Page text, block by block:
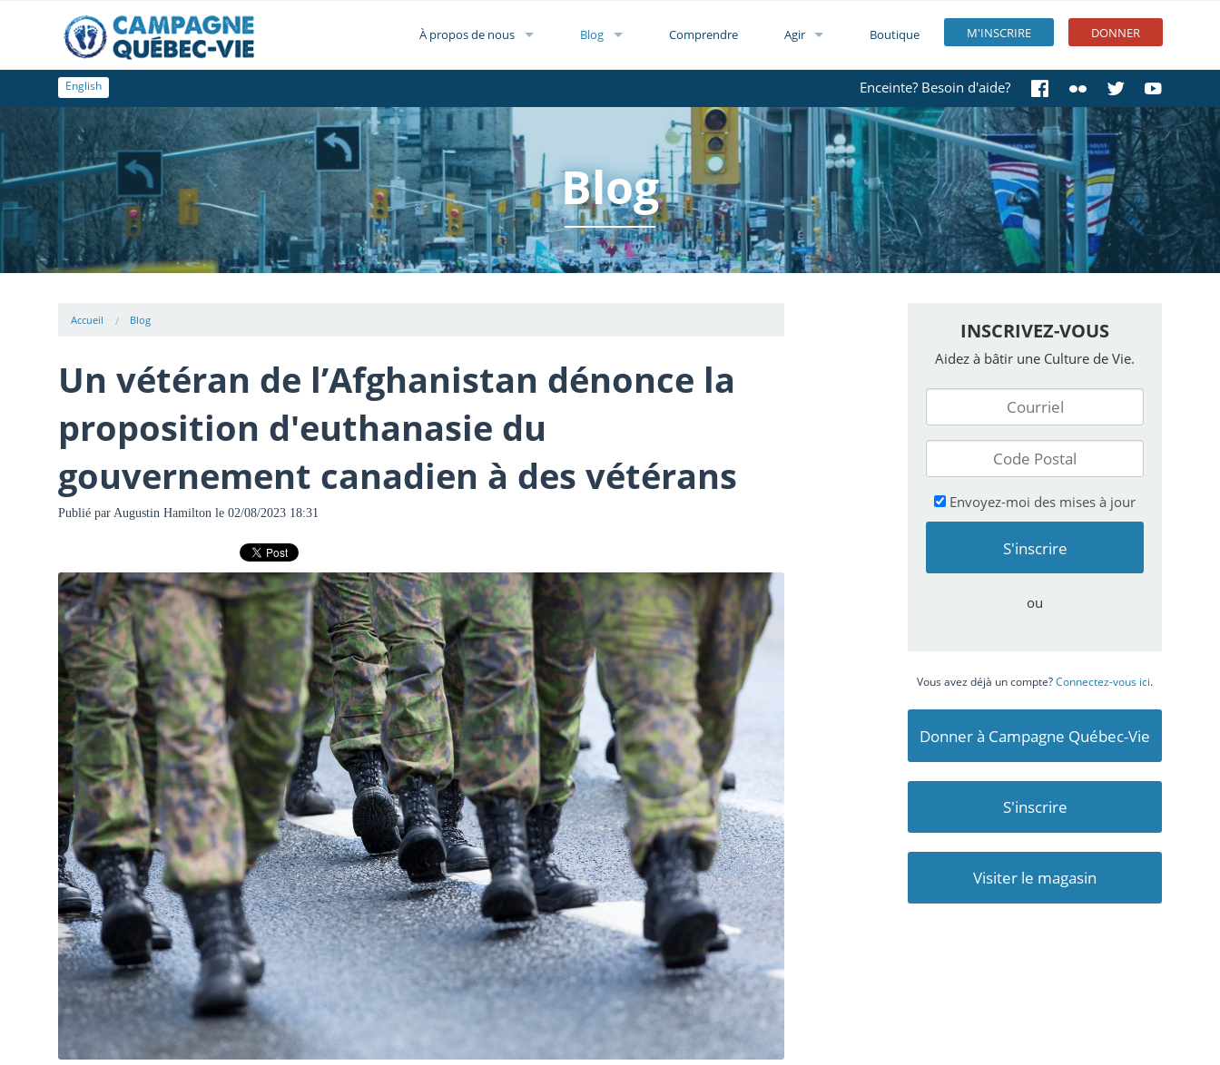
M'INSCRIRE DONNER
À propos de nous Blog Comprendre Agir Boutique
Enceinte? Besoin d'aide?
English
Blog
Accueil Blog
Un vétéran de l’Afghanistan dénonce la
proposition d'euthanasie du
gouvernement canadien à des vétérans
Publié par Augustin Hamiltonle 02/08/2023 18:31
INSCRIVEZ-VOUS
Aidez à bâtir une Culture de Vie.
Envoyez-moi des mises à jour
ou
Vous avez déjà un compte?Connectez-vous ici.
Donner à Campagne Québec-Vie
S'inscrire
Visiter le magasin